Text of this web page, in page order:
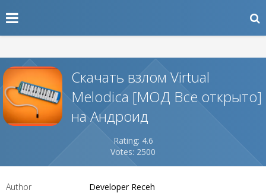
Скачать взлом Virtual
Melodica [МОД Все открыто]
на Андроид
Rating: 4.6
Votes: 2500
Author Developer Receh